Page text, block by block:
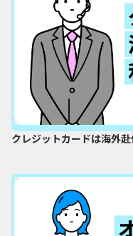
クレジットカードは海外